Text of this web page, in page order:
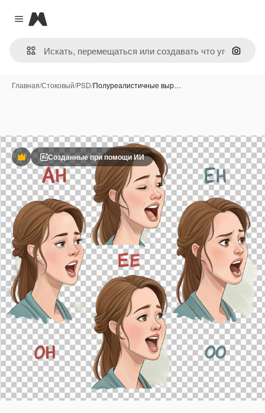
Close menu
Magnific
Поиск
Главная/Стоковый/PSD/Полуреалистичные выр…
ПремиумСозданные при помощи ИИ